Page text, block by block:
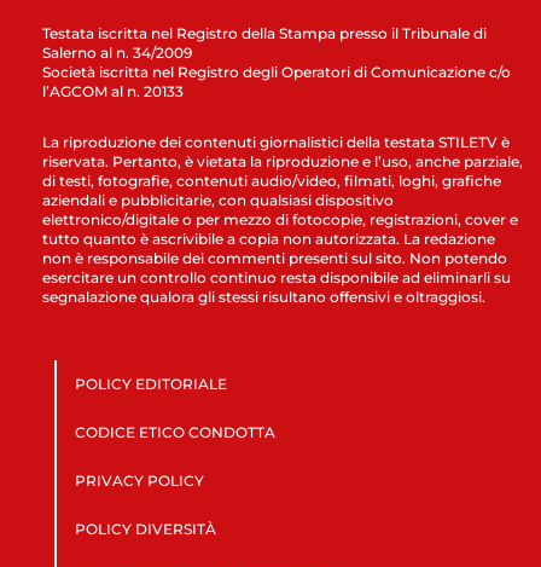
Testata iscritta nel Registro della Stampa presso il Tribunale di
Salerno al n. 34/2009
Società iscritta nel Registro degli Operatori di Comunicazione c/o
l’AGCOM al n. 20133
La riproduzione dei contenuti giornalistici della testata STILETV è
riservata. Pertanto, è vietata la riproduzione e l’uso, anche parziale,
di testi, fotografie, contenuti audio/video, filmati, loghi, grafiche
aziendali e pubblicitarie, con qualsiasi dispositivo
elettronico/digitale o per mezzo di fotocopie, registrazioni, cover e
tutto quanto è ascrivibile a copia non autorizzata. La redazione
non è responsabile dei commenti presenti sul sito. Non potendo
esercitare un controllo continuo resta disponibile ad eliminarli su
segnalazione qualora gli stessi risultano offensivi e oltraggiosi.
POLICY EDITORIALE
CODICE ETICO CONDOTTA
PRIVACY POLICY
POLICY DIVERSITÀ